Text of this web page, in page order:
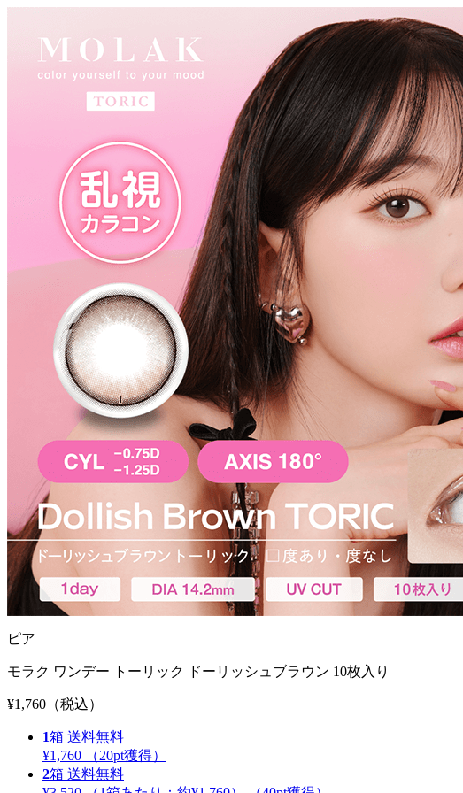
ピア
モラク ワンデー トーリック ドーリッシュブラウン 10枚入り
¥1,760 （税込）
1箱 送料無料
¥1,760
（20pt獲得）
2箱 送料無料